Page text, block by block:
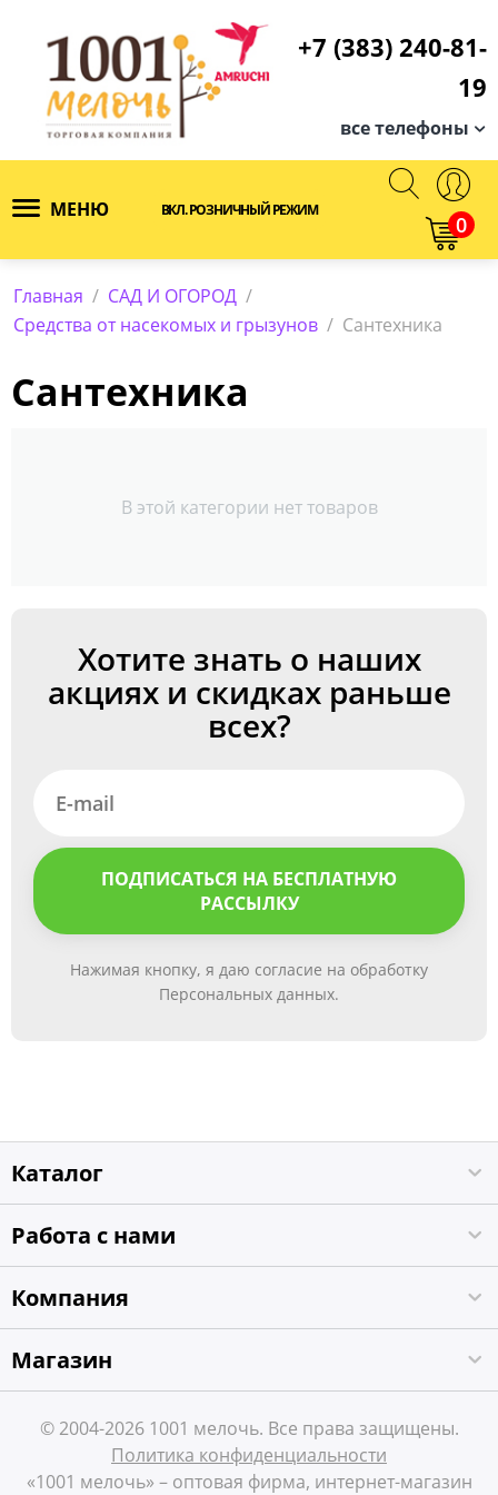
+7 (383) 240-81-
19
все телефоны
МЕНЮ ВКЛ. РОЗНИЧНЫЙ РЕЖИМ
0
Главная / САД И ОГОРОД /
Средства от насекомых и грызунов / Сантехника
Сантехника
В этой категории нет товаров
Хотите знать о наших
акциях и скидках раньше
всех?
ПОДПИСАТЬСЯ НА БЕСПЛАТНУЮ
РАССЫЛКУ
Нажимая кнопку, я даю согласие на обработку
Персональных данных.
Каталог
Работа с нами
Компания
Магазин
© 2004-2026 1001 мелочь. Все права защищены.
Политика конфиденциальности
«1001 мелочь» – оптовая фирма, интернет-магазин